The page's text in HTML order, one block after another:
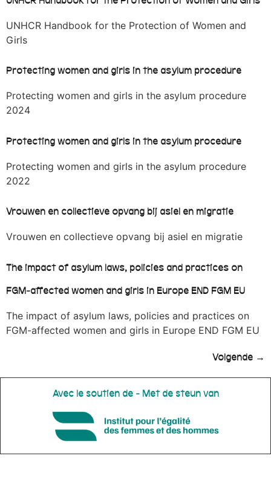
UNHCR Handbook for the Protection of Women and
Girls
Protecting women and girls in the asylum procedure
Protecting women and girls in the asylum procedure
2024
Protecting women and girls in the asylum procedure
Protecting women and girls in the asylum procedure
2022
Vrouwen en collectieve opvang bij asiel en migratie
Vrouwen en collectieve opvang bij asiel en migratie
The impact of asylum laws, policies and practices on
FGM-affected women and girls in Europe END FGM EU
The impact of asylum laws, policies and practices on
FGM-affected women and girls in Europe END FGM EU
Volgende →
Avec le soutien de - Met de steun van